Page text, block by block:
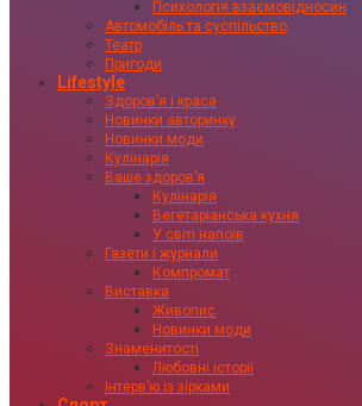
Психологія взаємовідносин
Автомобіль та суспільство
Театр
Пригоди
Lifestyle
Здоровʼя і краса
Новинки авторинку
Новинки моди
Кулінарія
Ваше здоровʼя
Кулінарія
Вегетаріанська кухня
У світі напоїв
Газети і журнали
Компромат
Виставка
Живопис
Новинки моди
Знаменитості
Любовні історії
Інтервʼю із зірками